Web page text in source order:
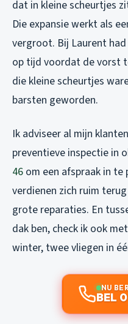
dat in kleine scheurtjes
Die expansie werkt als
vergroot. Bij Laurent
op tijd voordat de vorst
die kleine scheurtjes
barsten geworden.
Ik adviseer al mijn
preventieve inspectie in
46 om een afspraak in te
verdienen zich ruim
grote reparaties. En
dak ben, check ik ook
winter, twee vliegen in
NU
BEL